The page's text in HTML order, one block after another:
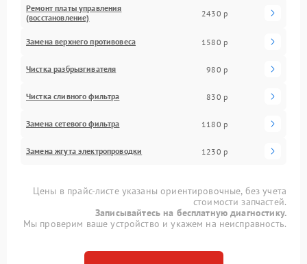
Ремонт платы управления
(восстановление)
2430 р
Замена верхнего противовеса 1580 р
Чистка разбрызгивателя 980 р
Чистка сливного фильтра 830 р
Замена сетевого фильтра 1180 р
Замена жгута электропроводки 1230 р
Цены в прайс-листе указаны ориентировочные, без учета
стоимости запчастей.
Записывайтесь на бесплатную диагностику.
Мы проверим ваше устройство и укажем на неисправность.